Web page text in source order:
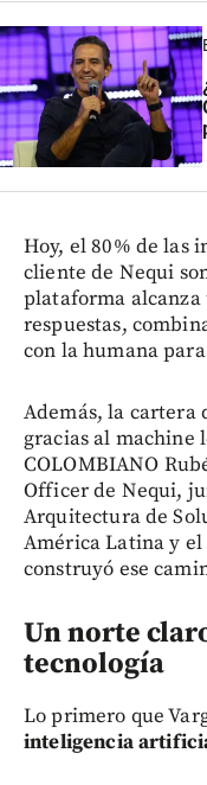
Hoy, el 80% de las
cliente de Nequi
plataforma alcanza
respuestas,
con la humana
Además, la cartera
gracias al machine
COLOMBIANO
Officer de Nequi,
Arquitectura de
América Latina y el
construyó ese
Un norte
tecnología
Lo primero que
inteligencia